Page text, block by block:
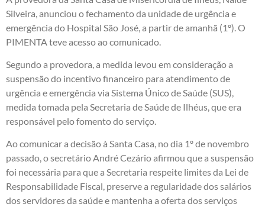
Silveira, anunciou o fechamento da unidade de urgência e
emergência do Hospital São José, a partir de amanhã (1º). O
PIMENTA teve acesso ao comunicado.
Segundo a provedora, a medida levou em consideração a
suspensão do incentivo financeiro para atendimento de
urgência e emergência via Sistema Único de Saúde (SUS),
medida tomada pela Secretaria de Saúde de Ilhéus, que era
responsável pelo fomento do serviço.
Ao comunicar a decisão à Santa Casa, no dia 1º de novembro
passado, o secretário André Cezário afirmou que a suspensão
foi necessária para que a Secretaria respeite limites da Lei de
Responsabilidade Fiscal, preserve a regularidade dos salários
dos servidores da saúde e mantenha a oferta dos serviços